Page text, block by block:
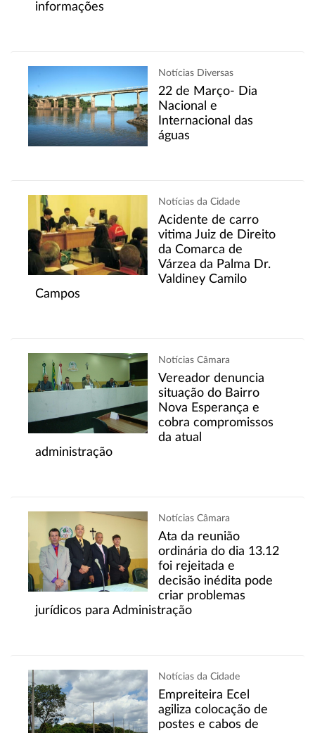
informações
Notícias Diversas
22 de Março- Dia
Nacional e
Internacional das
águas
Notícias da Cidade
Acidente de carro
vitima Juiz de Direito
da Comarca de
Várzea da Palma Dr.
Valdiney Camilo
Campos
Notícias Câmara
Vereador denuncia
situação do Bairro
Nova Esperança e
cobra compromissos
da atual
administração
Notícias Câmara
Ata da reunião
ordinária do dia 13.12
foi rejeitada e
decisão inédita pode
criar problemas
jurídicos para Administração
Notícias da Cidade
Empreiteira Ecel
agiliza colocação de
postes e cabos de